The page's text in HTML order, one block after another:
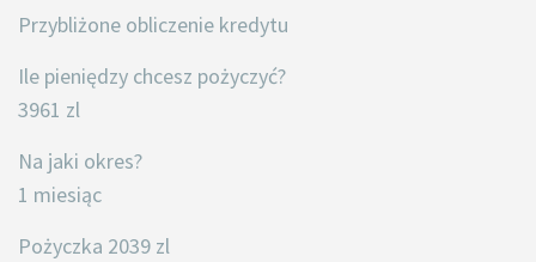
Przybliżone obliczenie kredytu
Ile pieniędzy chcesz pożyczyć?
3961 zl
Na jaki okres?
1 miesiąc
Pożyczka 2039 zl